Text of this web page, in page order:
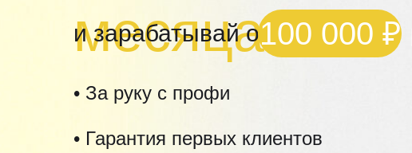
месяца
и зарабатывай от100 000 ₽
• За руку с профи
• Гарантия первых клиентов